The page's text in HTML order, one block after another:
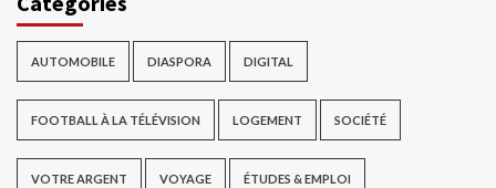
AUTOMOBILE DIASPORA DIGITAL
FOOTBALL À LA TÉLÉVISION LOGEMENT SOCIÉTÉ
VOTRE ARGENT VOYAGE ÉTUDES & EMPLOI